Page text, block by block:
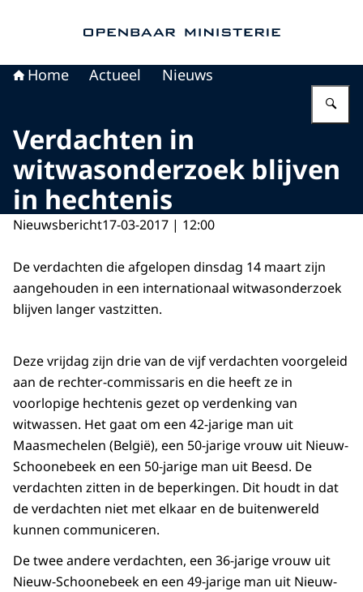
Home Actueel Nieuws
Verdachten in
witwasonderzoek blijven
in hechtenis
Nieuwsbericht17-03-2017 | 12:00
De verdachten die afgelopen dinsdag 14 maart zijn
aangehouden in een internationaal witwasonderzoek
blijven langer vastzitten.
Deze vrijdag zijn drie van de vijf verdachten voorgeleid
aan de rechter-commissaris en die heeft ze in
voorlopige hechtenis gezet op verdenking van
witwassen. Het gaat om een 42-jarige man uit
Maasmechelen (België), een 50-jarige vrouw uit Nieuw-
Schoonebeek en een 50-jarige man uit Beesd. De
verdachten zitten in de beperkingen. Dit houdt in dat
de verdachten niet met elkaar en de buitenwereld
kunnen communiceren.
De twee andere verdachten, een 36-jarige vrouw uit
Nieuw-Schoonebeek en een 49-jarige man uit Nieuw-